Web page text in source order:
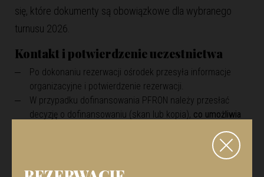
się, które dokumenty są obowiązkowe dla wybranego
turnusu 2026.
Kontakt i potwierdzenie uczestnictwa
Po dokonaniu rezerwacji ośrodek przesyła informacje
organizacyjne i potwierdzenie rezerwacji.
W przypadku dofinansowania PFRON należy przesłać
decyzję o dofinansowaniu (skan lub kopia), co umożliwia
, wcześniejsze zgłoszenie zwiększa szansę
na dostępność miejsc w najpopularniejszych terminach.